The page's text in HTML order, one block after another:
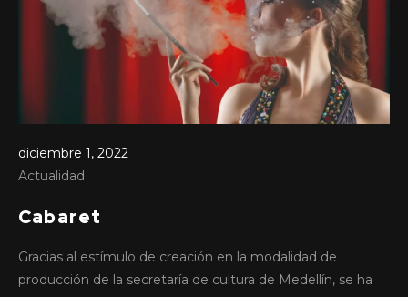
diciembre 1, 2022
Actualidad
Cabaret
Gracias al estímulo de creación en la modalidad de
producción de la secretaría de cultura de Medellín, se ha
noviembre 19, 2022
visitará a Bogotá